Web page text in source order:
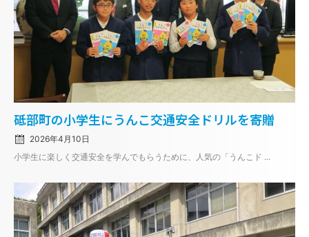
砥部町の小学生にうんこ交通安全ドリルを寄贈
on
2026年4月10日
小学生に楽しく交通安全を学んでもらうために、人気の「うんこド ...